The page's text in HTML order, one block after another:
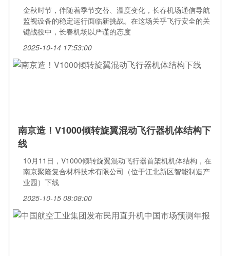
金秋时节，伴随着季节交替、温度变化，长春机场通信导航
监视设备的稳定运行面临新挑战。在这场关乎飞行安全的关
键战役中，长春机场以严谨的态度
2025-10-14 17:53:00
南京造！V1000倾转旋翼混动飞行器机体结构下
线
10月11日，V1000倾转旋翼混动飞行器首架机机体结构，在
南京聚隆复合材料技术有限公司（位于江北新区智能制造产
业园）下线
2025-10-15 08:08:00